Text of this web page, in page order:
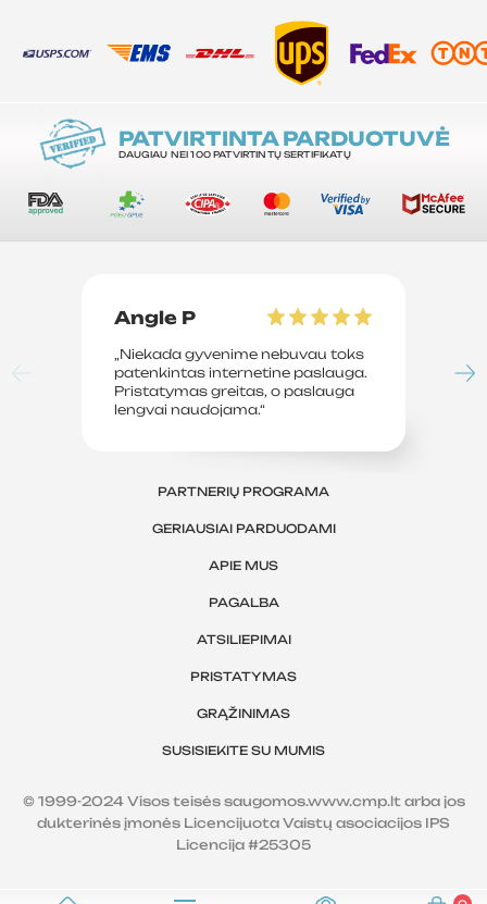
PATVIRTINTA PARDUOTUVĖ
DAUGIAU NEI 100 PATVIRTINTŲ SERTIFIKATŲ
Angle P
„Niekada gyvenime nebuvau toks
patenkintas internetine paslauga.
Pristatymas greitas, o paslauga
lengvai naudojama.“
PARTNERIŲ PROGRAMA
GERIAUSIAI PARDUODAMI
APIE MUS
PAGALBA
ATSILIEPIMAI
PRISTATYMAS
GRĄŽINIMAS
SUSISIEKITE SU MUMIS
© 1999-2024 Visos teisės saugomos.www.cmp.lt arba jos
dukterinės įmonės Licencijuota Vaistų asociacijos IPS
Licencija #25305